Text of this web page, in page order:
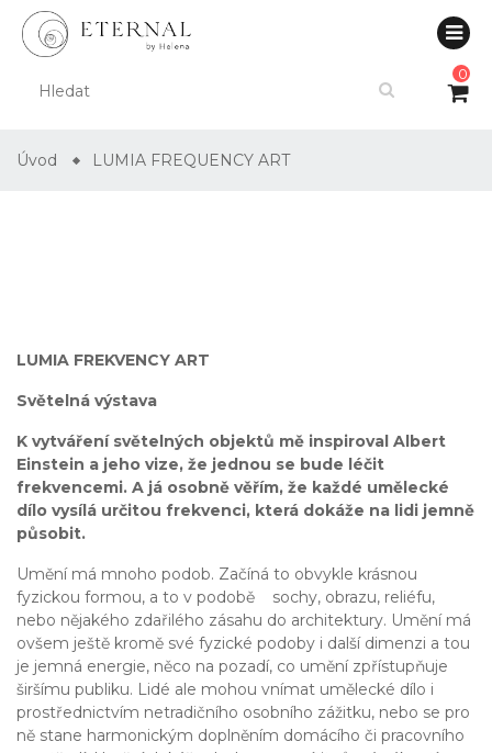
0
Úvod LUMIA FREQUENCY ART
LUMIA FREKVENCY ART
Světelná výstava
K vytváření světelných objektů mě inspiroval Albert
Einstein a jeho vize, že jednou se bude léčit
frekvencemi. A já osobně věřím, že každé umělecké
dílo vysílá určitou frekvenci, která dokáže na lidi jemně
působit.
Umění má mnoho podob. Začíná to obvykle krásnou
fyzickou formou, a to v podobě sochy, obrazu, reliéfu,
nebo nějakého zdařilého zásahu do architektury. Umění má
ovšem ještě kromě své fyzické podoby i další dimenzi a tou
je jemná energie, něco na pozadí, co umění zpřístupňuje
širšímu publiku. Lidé ale mohou vnímat umělecké dílo i
prostřednictvím netradičního osobního zážitku, nebo se pro
ně stane harmonickým doplněním domácího či pracovního